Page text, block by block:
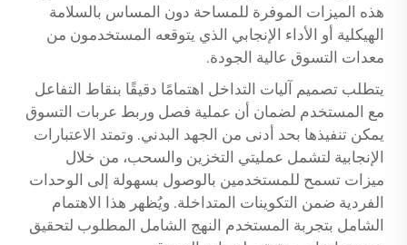
هذه الميزات الموفرة للمساحة دون المساس بالسلامة
الهيكلية أو الأداء الإنجابي الذي يتوقعه المستخدمون من
معدات التسوق عالية الجودة.
يتطلب تصميم آليات التداخل اهتمامًا دقيقًا بنقاط التفاعل
مع المستخدم لضمان أن عملية فصل وربط عربات التسوق
يمكن تنفيذها بحد أدنى من الجهد البدني. وتمتد الاعتبارات
الإنجابية لتشمل عمليتي التخزين والسحب، من خلال
ميزات تسمح للمستخدمين بالوصول بسهولة إلى الوحدات
الفردية ضمن التكوينات المتداخلة. ويُظهر هذا الاهتمام
الشامل بتجربة المستخدم النهج الشامل المطلوب لتحقيق